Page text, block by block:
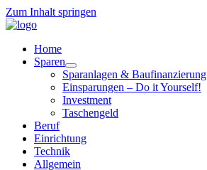
Zum Inhalt springen
Home
Sparen
Sparanlagen & Baufinanzierung
Einsparungen – Do it Yourself!
Investment
Taschengeld
Beruf
Einrichtung
Technik
Allgemein